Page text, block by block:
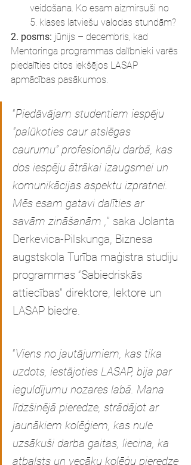
veidošana. Ko esam aizmirsuši no
5. klases latviešu valodas stundām?
2. posms: jūnijs – decembris, kad
Mentoringa programmas dalībnieki varēs
piedalīties citos iekšējos LASAP
apmācības pasākumos.
“Piedāvājam studentiem iespēju
“palūkoties caur atslēgas
caurumu” profesionāļu darbā, kas
dos iespēju ātrākai izaugsmei un
komunikācijas aspektu izpratnei.
Mēs esam gatavi dalīties ar
savām zināšanām ,” saka Jolanta
Derkevica-Pilskunga, Biznesa
augstskola Turība maģistra studiju
programmas “Sabiedriskās
attiecības” direktore, lektore un
LASAP biedre.
“Viens no jautājumiem, kas tika
uzdots, iestājoties LASAP, bija par
ieguldījumu nozares labā. Mana
līdzšinējā pieredze, strādājot ar
jaunākiem kolēģiem, kas nule
uzsākuši darba gaitas, liecina, ka
atbalsts un vecāku kolēģu pieredze